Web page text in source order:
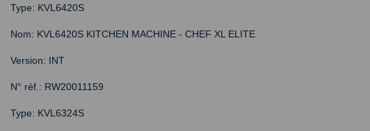
Type: KVL6420S
Nom: KVL6420S KITCHEN MACHINE - CHEF XL ELITE
Version: INT
N° réf.: RW20011159
Type: KVL6324S